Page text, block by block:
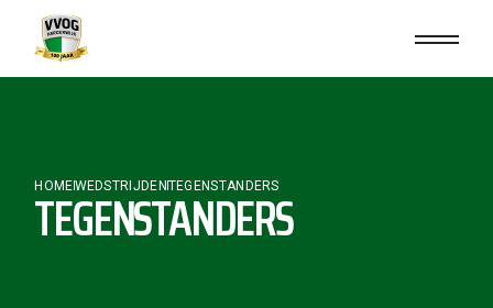
content
HOMEWEDSTRIJDEN TEGENSTANDERS
TEGENSTANDERS